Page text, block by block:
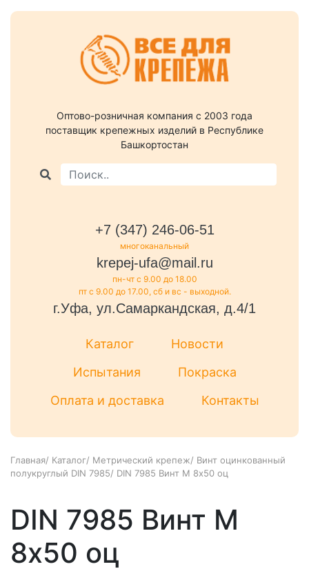
Оптово-розничная компания c 2003 года
поставщик крепежных изделий в Республике
Башкортостан
+7 (347) 246-06-51
многоканальный
krepej-ufa@mail.ru
пн-чт с 9.00 до 18.00
пт с 9.00 до 17.00, сб и вс - выходной.
г.Уфа, ул.Самаркандская, д.4/1
Каталог
Новости
Испытания
Покраска
Оплата и доставка
Контакты
Главная/ Каталог/ Метрический крепеж/ Винт оцинкованный
полукруглый DIN 7985/ DIN 7985 Винт М 8х50 оц
DIN 7985 Винт М
8х50 оц